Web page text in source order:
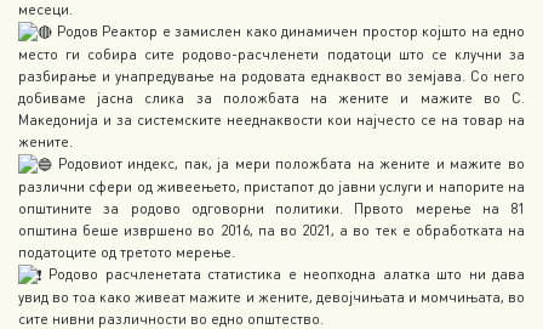
месеци.
Родов Реактор е замислен како динамичен простор којшто на едно
место ги собира сите родово-расчленети податоци што се клучни за
разбирање и унапредување на родовата еднаквост во земјава. Со него
добиваме јасна слика за положбата на жените и мажите во С.
Македонија и за системските нееднаквости кои најчесто се на товар на
жените.
Родовиот индекс, пак, ја мери положбата на жените и мажите во
различни сфери од живеењето, пристапот до јавни услуги и напорите на
општините за родово одговорни политики. Првото мерење на 81
општина беше извршено во 2016, па во 2021, а во тек е обработката на
податоците од третото мерење.
Родово расчленетата статистика е неопходна алатка што ни дава
увид во тоа како живеат мажите и жените, девојчињата и момчињата, во
сите нивни различности во едно општество.